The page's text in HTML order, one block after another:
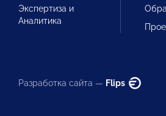
Экспертиза и
Аналитика
Разработка сайта — Flips